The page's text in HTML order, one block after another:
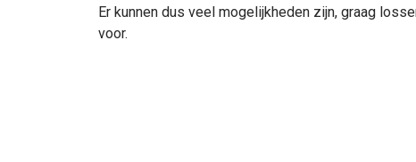
Er kunnen dus veel mogelijkheden zijn, graag
voor.